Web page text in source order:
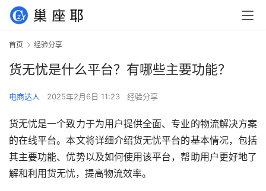
首页 经验分享
货无忧是什么平台？有哪些主要功能？
电商达人 2025年2月6日 11:23 经验分享
货无忧是一个致力于为用户提供全面、专业的物流解决方案
的在线平台。本文将详细介绍货无忧平台的基本情况，包括
其主要功能、优势以及如何使用该平台，帮助用户更好地了
解和利用货无忧，提高物流效率。